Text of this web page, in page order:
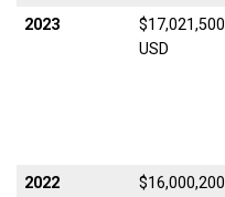
2023
$17,021,500
USD
2022
$16,000,200